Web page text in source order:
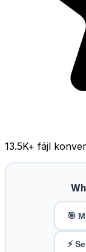
13.5K+ fájl
🎯
⚡